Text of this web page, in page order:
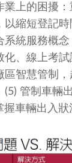
業上的困擾
以縮短登記
系統服務概
化、線上考
區智慧管制
(5) 管制車輛
車輛出入狀